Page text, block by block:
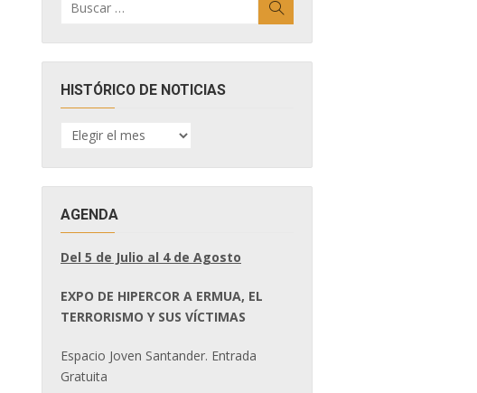
por:
HISTÓRICO DE NOTICIAS
HISTÓRICO
DE
AGENDA
Del 5 de Julio al 4 de Agosto
EXPO DE HIPERCOR A ERMUA, EL
TERRORISMO Y SUS VÍCTIMAS
Espacio Joven Santander. Entrada
Gratuita